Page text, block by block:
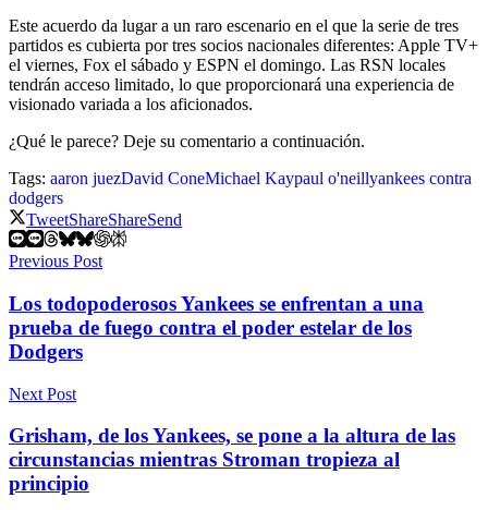
Este acuerdo da lugar a un raro escenario en el que la serie de tres
partidos es cubierta por tres socios nacionales diferentes: Apple TV+
el viernes, Fox el sábado y ESPN el domingo. Las RSN locales
tendrán acceso limitado, lo que proporcionará una experiencia de
visionado variada a los aficionados.
¿Qué le parece? Deje su comentario a continuación.
Tags: aaron juezDavid ConeMichael Kaypaul o'neillyankees contra
dodgers
TweetShareShareSend
Previous Post
Los todopoderosos Yankees se enfrentan a una
prueba de fuego contra el poder estelar de los
Dodgers
Next Post
Grisham, de los Yankees, se pone a la altura de las
circunstancias mientras Stroman tropieza al
principio